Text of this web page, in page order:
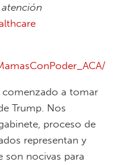
comenzado a tomar
Trump. Nos
proceso de
representan y
son nocivas para